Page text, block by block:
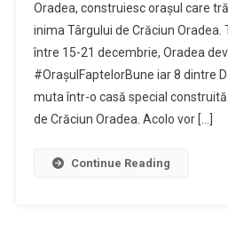
Oradea, construiesc orașul care
inima Târgului de Crăciun
între 15-21 decembrie, Oradea
#OrașulFaptelorBune iar 8 dintre
muta într-o casă special construită
de Crăciun Oradea. Acolo vor […]
Continue Reading